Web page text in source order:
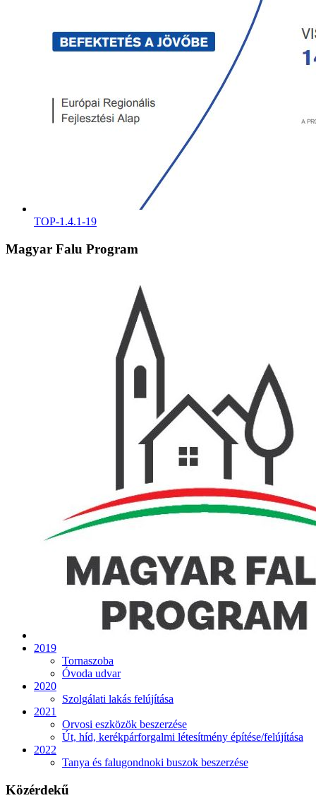
TOP-1.4.1-19
Magyar Falu Program
2019
Tornaszoba
Óvoda udvar
2020
Szolgálati lakás felújítása
2021
Orvosi eszközök beszerzése
Út, híd, kerékpárforgalmi létesítmény építése/felújítása
2022
Tanya és falugondnoki buszok beszerzése
Közérdekű